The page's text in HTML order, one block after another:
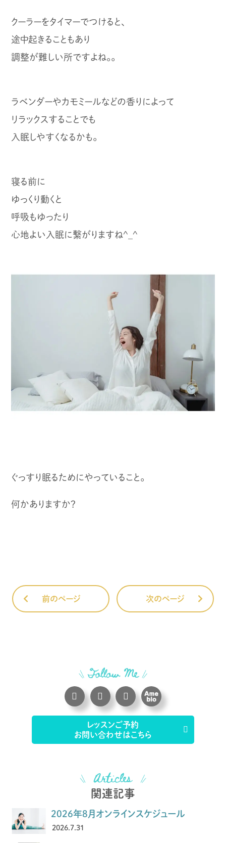
クーラーをタイマーでつけると、
途中起きることもあり
調整が難しい所ですよね。。
ラベンダーやカモミールなどの香りによって
リラックスすることでも
入眠しやすくなるかも。
寝る前に
ゆっくり動くと
呼吸もゆったり
心地よい入眠に繋がりますね^_^
ぐっすり眠るためにやっていること。
何かありますか？
前のページ 次のページ
レッスンご予約
お問い合わせはこちら
関連記事
2026年8月オンラインスケジュール
2026.7.31